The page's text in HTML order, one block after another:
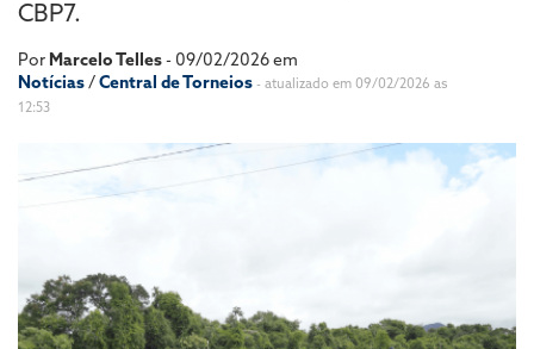
CBP7.
Por Marcelo Telles- 09/02/2026 em
Notícias/Central de Torneios - atualizado em 09/02/2026 as
12:53